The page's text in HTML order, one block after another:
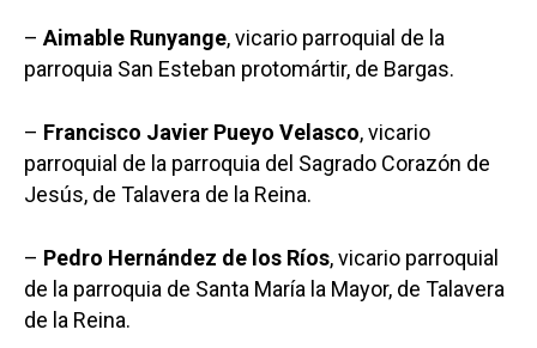
–Aimable Runyange, vicario parroquial de la
parroquia San Esteban protomártir, de Bargas.
– Francisco Javier Pueyo Velasco, vicario
parroquial de la parroquia del Sagrado Corazón de
Jesús, de Talavera de la Reina.
– Pedro Hernández de los Ríos, vicario parroquial
de la parroquia de Santa María la Mayor, de Talavera
de la Reina.